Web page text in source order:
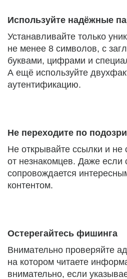
Используйте надёжные
Устанавливайте только
не менее 8 символов, с
буквами, цифрами и
А ещё используйте
аутентификацию.
Не переходите по
Не открывайте ссылки и не
от незнакомцев. Даже если
сопровождается
контентом.
Остерегайтесь фишинга
Внимательно проверяйте
на котором читаете
внимательно, если